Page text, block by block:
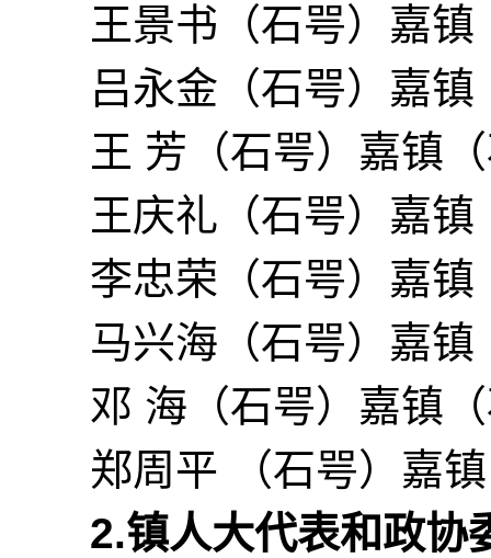
王景书（石咢）嘉
吕永金（石咢）嘉
王 芳（石咢）嘉镇
王庆礼（石咢）嘉
李忠荣（石咢）嘉
马兴海（石咢）嘉
邓 海（石咢）嘉镇
郑周平 （石咢）嘉
2.镇人大代表和政协